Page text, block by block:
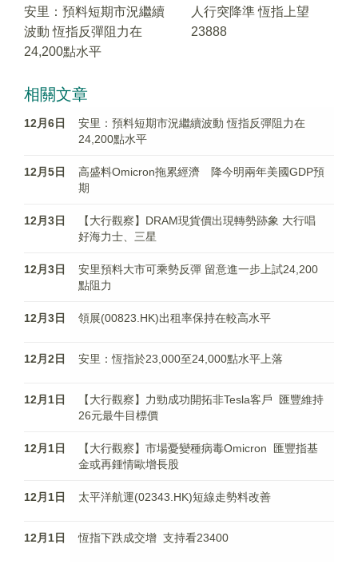
安里：預料短期市況繼續
波動 恆指反彈阻力在
24,200點水平
人行突降準 恆指上望
23888
相關文章
12月6日
安里：預料短期市況繼續波動 恆指反彈阻力在
24,200點水平
12月5日
高盛料Omicron拖累經濟 降今明兩年美國GDP預
期
12月3日
【大行觀察】DRAM現貨價出現轉勢跡象 大行唱
好海力士、三星
12月3日
安里預料大市可乘勢反彈 留意進一步上試24,200
點阻力
12月3日 領展(00823.HK)出租率保持在較高水平
12月2日 安里：恆指於23,000至24,000點水平上落
12月1日
【大行觀察】力勁成功開拓非Tesla客戶 匯豐維持
26元最牛目標價
12月1日
【大行觀察】市場憂變種病毒Omicron 匯豐指基
金或再鍾情歐增長股
12月1日 太平洋航運(02343.HK)短線走勢料改善
12月1日 恆指下跌成交增 支持看23400